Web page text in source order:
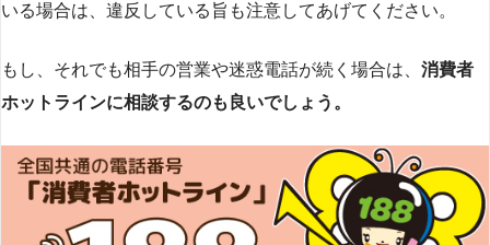
いる場合は、違反している旨も注意してあげてください。
もし、それでも相手の営業や迷惑電話が続く場合は、 消費者
ホットラインに相談するのも良いでしょう。